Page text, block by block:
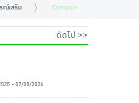
ณ์เสริม Compute น้ำหมึกอิงค์เจ็ท HP
ถัดไป >>
- 07/08/2026